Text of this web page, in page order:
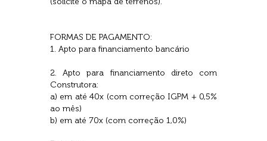
FORMAS DE PAGAMENTO:
1. Apto para financiamento bancário
2. Apto para financiamento direto com
Construtora:
a) em até 40x (com correção IGPM + 0,5%
ao mês)
b) em até 70x (com correção 1,0%)